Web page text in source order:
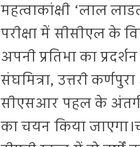
महत्वाकांक्षी ‘लाल
परीक्षा में सीसीएल के
अपनी प्रतिभा का
संघमित्रा, उत्तरी
सीएसआर पहल के
का चयन किया